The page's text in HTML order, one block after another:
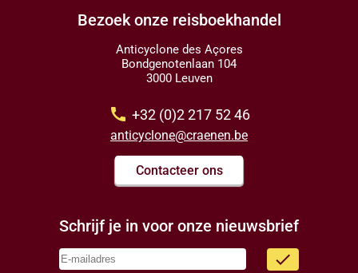
Bezoek onze reisboekhandel
Anticyclone des Açores
Bondgenotenlaan 104
3000 Leuven
call +32 (0)2 217 52 46
anticyclone@craenen.be
Contacteer ons
Schrijf je in voor onze nieuwsbrief
done